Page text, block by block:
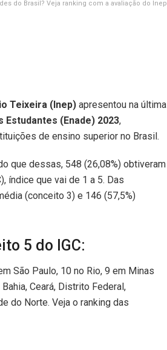
do Brasil? Veja ranking com a avaliação do Inep
Teixeira (Inep) apresentou na última
Estudantes (Enade) 2023,
de ensino superior no Brasil.
que dessas, 548 (26,08%) obtiveram
índice que vai de 1 a 5. Das
(conceito 3) e 146 (57,5%)
5 do IGC:
São Paulo, 10 no Rio, 9 em Minas
Ceará, Distrito Federal,
do Norte. Veja o ranking das